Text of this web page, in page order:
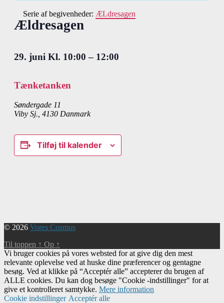
Serie af begivenheder: ÆLdresagen
Ældresagen
29. juni Kl. 10:00– 12:00
Tænketanken
Søndergade 11
Viby Sj. 4130 Danmark
Tilføj til kalender
© 2026 Vores Cosmos
Til toppen ↑ Op ↑
Vi bruger cookies på vores websted for at give dig den mest
relevante oplevelse ved at huske dine præferencer og gentagne
besøg. Ved at klikke på “Acceptér alle” accepterer du brugen af ​​
ALLE cookies. Du kan dog besøge "Cookie -indstillinger" for at
give et kontrolleret samtykke. Mere information
Cookie indstillinger Acceptér alle